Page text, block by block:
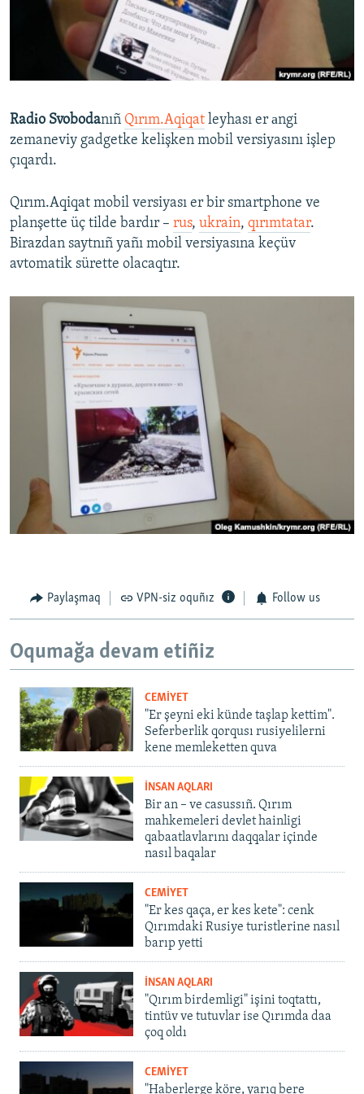
Русский
Українською
Radіo Svobodanıñ Qırım.Aqiqat leyhası er аngi
zemaneviy gadgetke kelişken mobil versiyasını işlep
çıqardı.
Qırım.Aqiqat mobil versiyası er bir smartphone ve
planşette üç tilde bardır – rus, ukrain, qırımtatar.
Birazdan saytnıñ yañı mobil versiyasına keçüv
avtomatik sürette olacaqtır.
Paylaşmaq VPN-siz oquñız Follow us
Oqumağa devam etiñiz
CEMİYET
"Er şeyni eki künde taşlap kettim".
Seferberlik qorqusı rusiyelilerni
kene memleketten quva
İNSAN AQLARI
Bir an – ve casussıñ. Qırım
mahkemeleri devlet hainligi
qabaatlavlarını daqqalar içinde
nasıl baqalar
CEMİYET
"Er kes qaça, er kes kete": cenk
Qırımdaki Rusiye turistlerine nasıl
barıp yetti
İNSAN AQLARI
"Qırım birdemligi" işini toqtattı,
tintüv ve tutuvlar ise Qırımda daa
çoq oldı
CEMİYET
"Haberlerge köre, yarıq bere